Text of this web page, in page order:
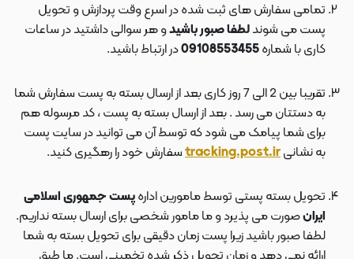
تمامی سفارش های ثبت شده در اسرع وقت پردازش و تحویل
پست می شوندلطفا صبور باشیدو هر سوالی داشتید در ساعات
کاری با شماره
در ارتباط باشید.
تقریبا بین 2 الی 7 روز کاری بعد از ارسال بسته به پست سفارش شما
به دستتان می رسد . بعد از ارسال بسته به پست ، کد مرسوله هم
برای شما پیامک می شود که توسط آن می توانید در سایت پست
به نشانیtracking.post.irسفارش خود را رهگیری کنید.
تحویل بسته پستی توسط مامورین ادارهپست جمهوری اسلامی
ایرانصورت می پذیرد و ما مامور شخصی برای ارسال بسته نداریم.
لطفا صبور باشید زیرا پست زمان دقیقی برای تحویل بسته به شما